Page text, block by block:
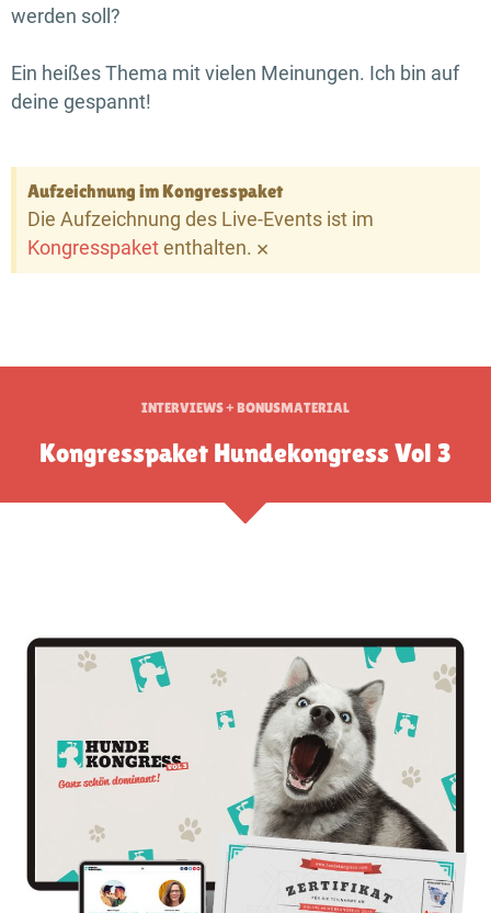
werden soll?
Ein heißes Thema mit vielen Meinungen. Ich bin auf
deine gespannt!
Aufzeichnung im Kongresspaket
Die Aufzeichnung des Live-Events ist im
Kongresspaket enthalten. ×
INTERVIEWS + BONUSMATERIAL
Kongresspaket Hundekongress Vol 3